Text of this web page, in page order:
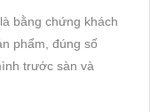
bằng chứng khách
phẩm, đúng số
trước sàn và